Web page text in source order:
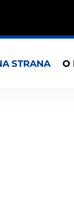
STRANA O